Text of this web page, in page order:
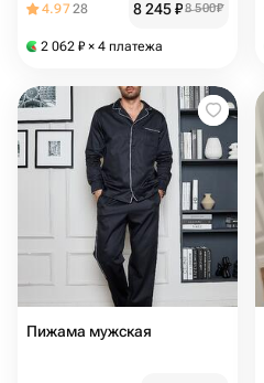
4.9728 8 245₽8 500₽
2 062 ₽ × 4 платежа
Пижама мужская